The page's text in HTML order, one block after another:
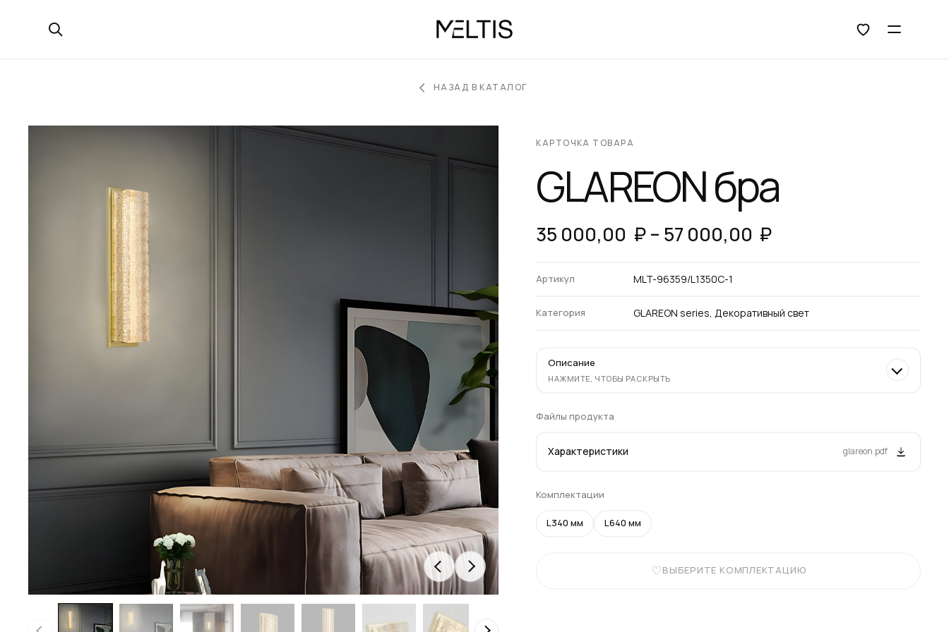
Открыть поиск Открыть
НАЗАД В КАТАЛОГ
КАРТОЧКА ТОВАРА
GLAREON бра
35 000,00 ₽– 57 000,00 ₽Price range: 35
Артикул MLT-96359/L1350C-1
Категория GLAREON series, Декоративный свет
Описание
НАЖМИТЕ, ЧТОБЫ РАСКРЫТЬ
Файлы продукта
Характеристики glareon.pdf
Комплектации
L340 мм L640 мм
ВЫБЕРИТЕ КОМПЛЕКТАЦИЮ